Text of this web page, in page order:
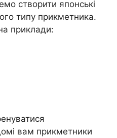
створити японські
типу прикметника.
приклади:
вам прикметники